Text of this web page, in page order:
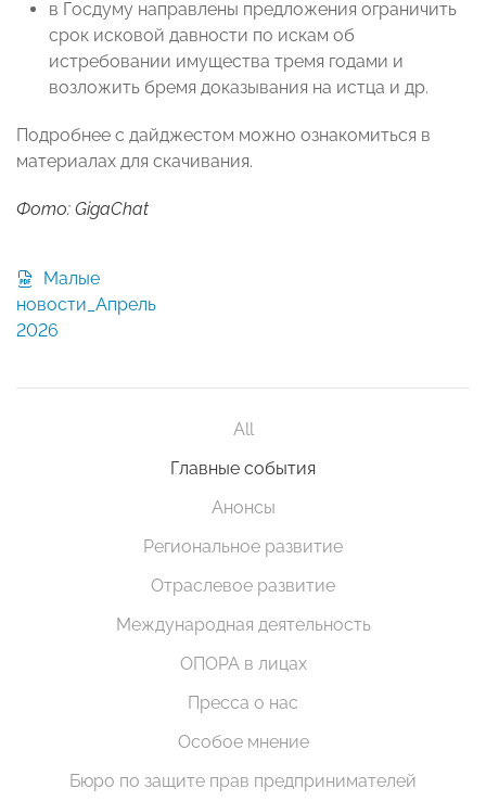
в Госдуму направлены предложения ограничить
срок исковой давности по искам об
истребовании имущества тремя годами и
возложить бремя доказывания на истца и др.
Подробнее с дайджестом можно ознакомиться в
материалах для скачивания.
Фото: GigaChat
новости_Апрель
2026
All
Главные события
Анонсы
Региональное развитие
Отраслевое развитие
Международная деятельность
ОПОРА в лицах
Пресса о нас
Особое мнение
Бюро по защите прав предпринимателей